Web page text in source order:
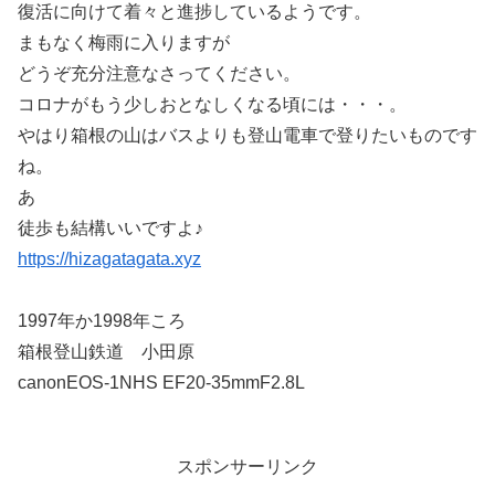
復活に向けて着々と進捗しているようです。
まもなく梅雨に入りますが
どうぞ充分注意なさってください。
コロナがもう少しおとなしくなる頃には・・・。
やはり箱根の山はバスよりも登山電車で登りたいものです
ね。
あ
徒歩も結構いいですよ♪
https://hizagatagata.xyz
1997年か1998年ころ
箱根登山鉄道 小田原
canonEOS-1NHS EF20-35mmF2.8L
スポンサーリンク